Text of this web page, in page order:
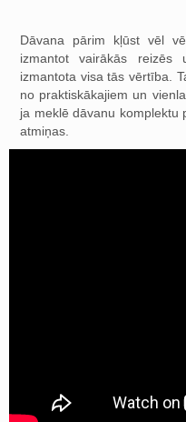
Dāvana pārim kļūst vēl
izmantot vairākās reizēs
izmantota visa tās vērtība.
no praktiskākajiem un
ja meklē dāvanu komplektu
atmiņas.